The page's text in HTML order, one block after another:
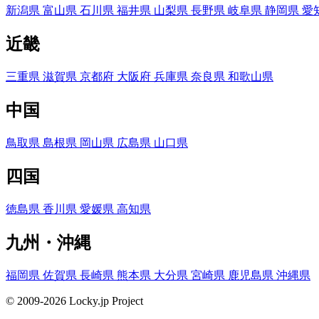
新潟県 富山県 石川県 福井県 山梨県 長野県 岐阜県 静岡県 愛
近畿
三重県 滋賀県 京都府 大阪府 兵庫県 奈良県 和歌山県
中国
鳥取県 島根県 岡山県 広島県 山口県
四国
徳島県 香川県 愛媛県 高知県
九州・沖縄
福岡県 佐賀県 長崎県 熊本県 大分県 宮崎県 鹿児島県 沖縄県
© 2009-2026 Locky.jp Project